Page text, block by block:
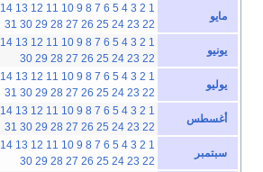
مايو
1
2
3
4
5
6
7
8
9
10
11
12
13
14
22
23
24
25
26
27
28
29
30
31
يونيو
1
2
3
4
5
6
7
8
9
10
11
12
13
14
22
23
24
25
26
27
28
29
30
يوليو
1
2
3
4
5
6
7
8
9
10
11
12
13
14
22
23
24
25
26
27
28
29
30
31
أغسطس
1
2
3
4
5
6
7
8
9
10
11
12
13
14
22
23
24
25
26
27
28
29
30
31
سبتمبر
1
2
3
4
5
6
7
8
9
10
11
12
13
14
22
23
24
25
26
27
28
29
30